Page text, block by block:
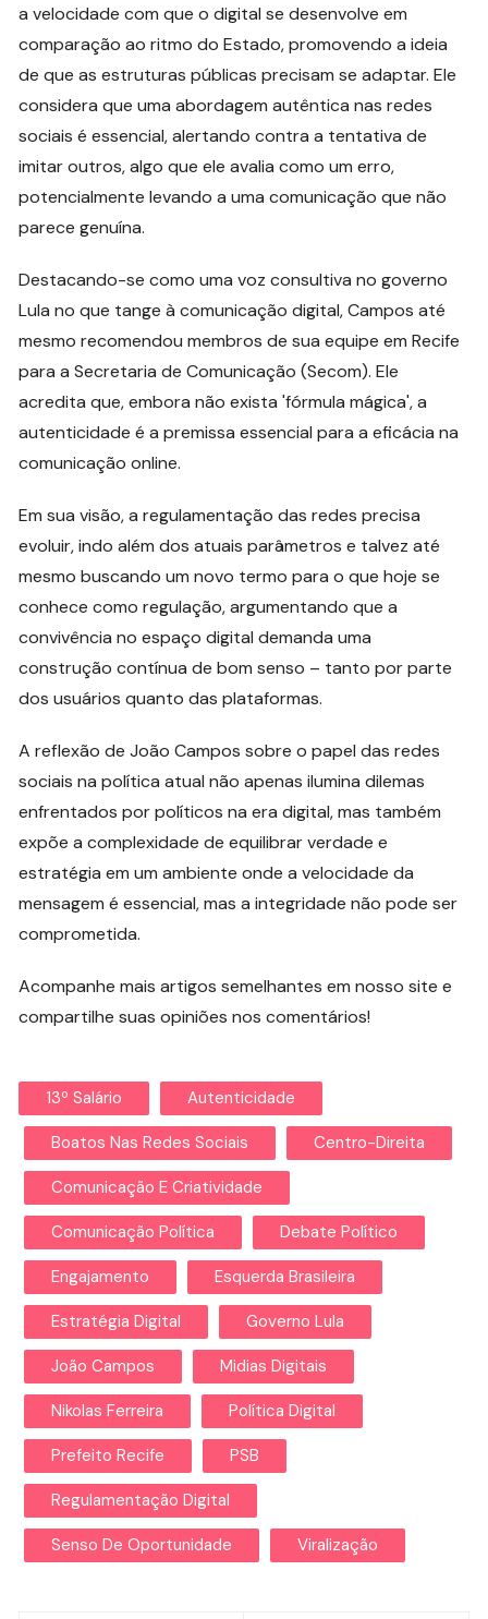
a velocidade com que o digital se desenvolve em
comparação ao ritmo do Estado, promovendo a ideia
de que as estruturas públicas precisam se adaptar. Ele
considera que uma abordagem autêntica nas redes
sociais é essencial, alertando contra a tentativa de
imitar outros, algo que ele avalia como um erro,
potencialmente levando a uma comunicação que não
parece genuína.
Destacando-se como uma voz consultiva no governo
Lula no que tange à comunicação digital, Campos até
mesmo recomendou membros de sua equipe em Recife
para a Secretaria de Comunicação (Secom). Ele
acredita que, embora não exista 'fórmula mágica', a
autenticidade é a premissa essencial para a eficácia na
comunicação online.
Em sua visão, a regulamentação das redes precisa
evoluir, indo além dos atuais parâmetros e talvez até
mesmo buscando um novo termo para o que hoje se
conhece como regulação, argumentando que a
convivência no espaço digital demanda uma
construção contínua de bom senso – tanto por parte
dos usuários quanto das plataformas.
A reflexão de João Campos sobre o papel das redes
sociais na política atual não apenas ilumina dilemas
enfrentados por políticos na era digital, mas também
expõe a complexidade de equilibrar verdade e
estratégia em um ambiente onde a velocidade da
mensagem é essencial, mas a integridade não pode ser
comprometida.
Acompanhe mais artigos semelhantes em nosso site e
compartilhe suas opiniões nos comentários!
13º Salário Autenticidade
Boatos Nas Redes Sociais Centro-Direita
Comunicação E Criatividade
Comunicação Política Debate Político
Engajamento Esquerda Brasileira
Estratégia Digital Governo Lula
João Campos Midias Digitais
Nikolas Ferreira Política Digital
Prefeito Recife PSB
Regulamentação Digital
Senso De Oportunidade Viralização